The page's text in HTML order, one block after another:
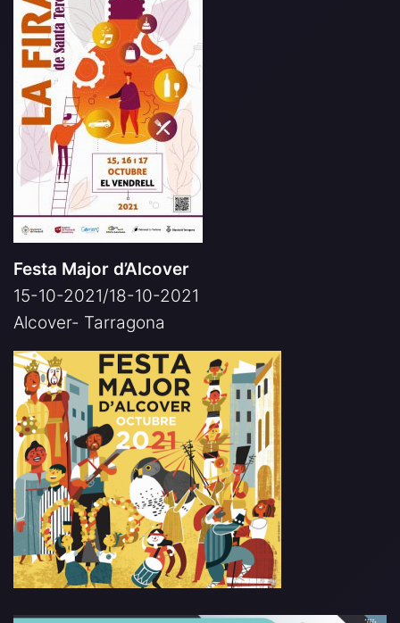
Festa Major d’Alcover
15-10-2021/18-10-2021
Alcover- Tarragona